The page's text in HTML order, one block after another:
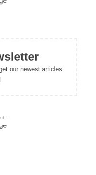
our newest articles
-